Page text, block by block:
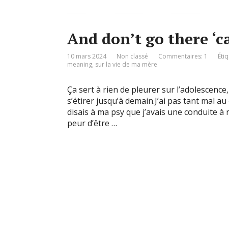
And don’t go there
10 mars 2024 Non classé Commentaires: 1
meaning, sur la vie de ma mère
Ça sert à rien de pleurer sur
s’étirer jusqu’à demain.J’ai pas tant mal
disais à ma psy que j’avais une conduite
peur d’être …